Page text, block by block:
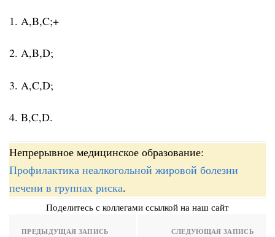
1. A,B,C;+
2. A,B,D;
3. A,C,D;
4. B,C,D.
Непрерывное медицинское образование:
Профилактика неалкогольной жировой болезни
печени в группах риска.
Поделитесь с коллегами ссылкой на наш сайт
ПРЕДЫДУЩАЯ ЗАПИСЬ СЛЕДУЮЩАЯ ЗАПИСЬ